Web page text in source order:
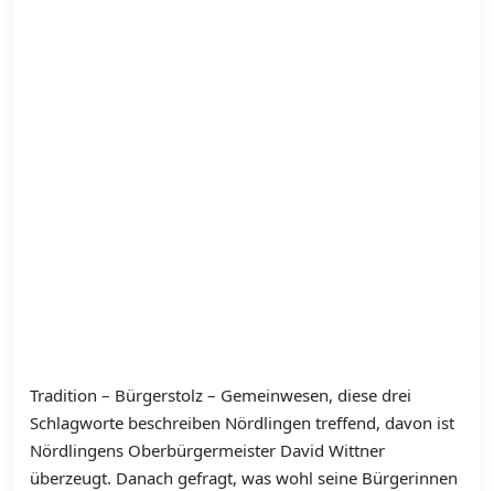
Tradition – Bürgerstolz – Gemeinwesen, diese drei
Schlagworte beschreiben Nördlingen treffend, davon ist
Nördlingens Oberbürgermeister David Wittner
überzeugt. Danach gefragt, was wohl seine Bürgerinnen